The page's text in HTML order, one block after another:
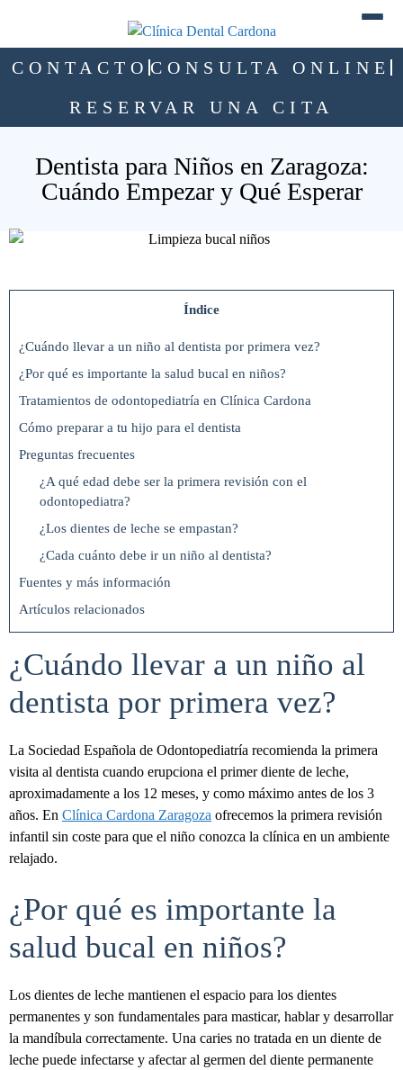
CONTACTO CONSULTA ONLINE
RESERVAR UNA CITA
Dentista para Niños en Zaragoza:
Cuándo Empezar y Qué Esperar
Índice
¿Cuándo llevar a un niño al dentista por primera vez?
¿Por qué es importante la salud bucal en niños?
Tratamientos de odontopediatría en Clínica Cardona
Cómo preparar a tu hijo para el dentista
Preguntas frecuentes
¿A qué edad debe ser la primera revisión con el
odontopediatra?
¿Los dientes de leche se empastan?
¿Cada cuánto debe ir un niño al dentista?
Fuentes y más información
Artículos relacionados
¿Cuándo llevar a un niño al
dentista por primera vez?
La Sociedad Española de Odontopediatría recomienda la primera
visita al dentista cuando erupciona el primer diente de leche,
aproximadamente a los 12 meses, y como máximo antes de los 3
años. En Clínica Cardona Zaragoza ofrecemos la primera revisión
infantil sin coste para que el niño conozca la clínica en un ambiente
relajado.
¿Por qué es importante la
salud bucal en niños?
Los dientes de leche mantienen el espacio para los dientes
permanentes y son fundamentales para masticar, hablar y desarrollar
la mandíbula correctamente. Una caries no tratada en un diente de
leche puede infectarse y afectar al germen del diente permanente